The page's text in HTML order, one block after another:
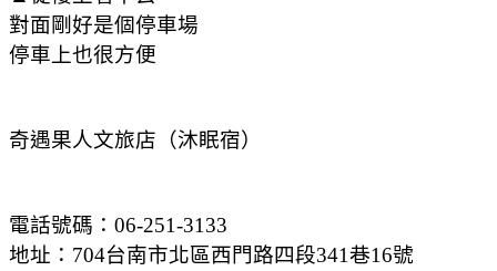
對面剛好是個停車場
停車上也很方便
奇遇果人文旅店（沐眠宿）
電話號碼：06-251-3133
地址：704台南市北區西門路四段341巷16號